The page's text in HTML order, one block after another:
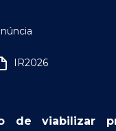
IR2026
de viabilizar